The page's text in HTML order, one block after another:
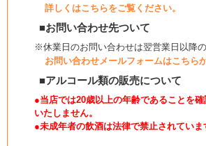
詳しくはこちらをご覧ください。
■お問い合わせ先ついて
※休業日のお問い合わせは翌営業日以降の
お問い合わせメールフォームはこちら
■アルコール類の販売について
●当店では20歳以上の年齢であることを
いたしません。
●未成年者の飲酒は法律で禁止されていま